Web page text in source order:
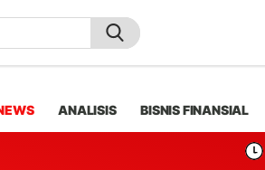
ANALISIS BISNIS FINANSIAL